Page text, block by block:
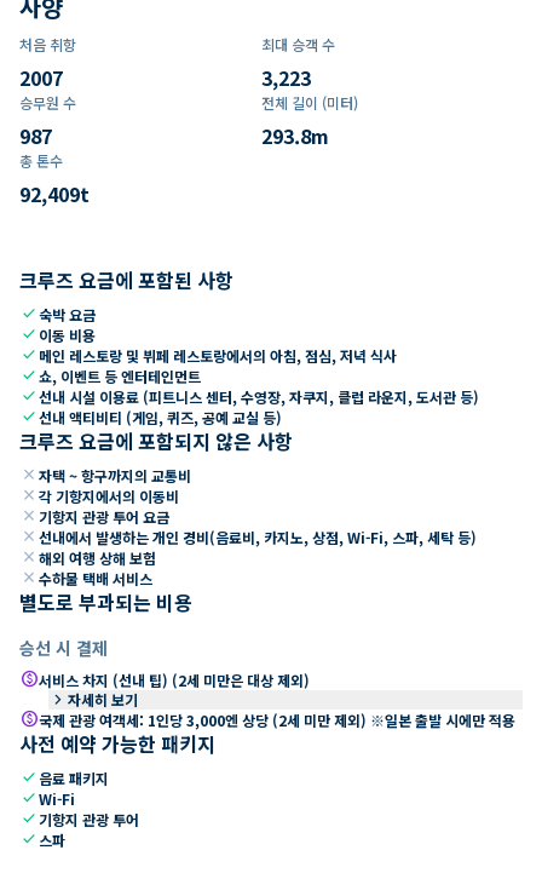
처음 취항
2007
최대 승객 수
3,223
승무원 수
987
전체 길이 (미터)
293.8m
총 톤수
92,409t
크루즈 요금에 포함된 사항
check숙박 요금
check 이동 비용
check 메인 레스토랑 및 뷔페 레스토랑에서의 아침, 점심, 저녁 식사
check쇼, 이벤트 등 엔터테인먼트
check선내 시설 이용료 (피트니스 센터, 수영장, 자쿠지, 클럽 라운지, 도서관 등)
check선내 액티비티 (게임, 퀴즈, 공예 교실 등)
크루즈 요금에 포함되지 않은 사항
close 자택 ~ 항구까지의 교통비
close 각 기항지에서의 이동비
close 기항지 관광 투어 요금
close 선내에서 발생하는 개인 경비(음료비, 카지노, 상점, Wi-Fi, 스파, 세탁 등)
close 해외 여행 상해 보험
close 수하물 택배 서비스
별도로 부과되는 비용
승선 시 결제
paid서비스 차지 (선내 팁) (2세 미만은 대상 제외)
keyboard_arrow_right 자세히 보기
paid국제 관광 여객세: 1인당 3,000엔 상당 (2세 미만 제외) ※일본 출발 시에만 적용
사전 예약 가능한 패키지
check 음료 패키지
checkWi-Fi
check 기항지 관광 투어
check 스파